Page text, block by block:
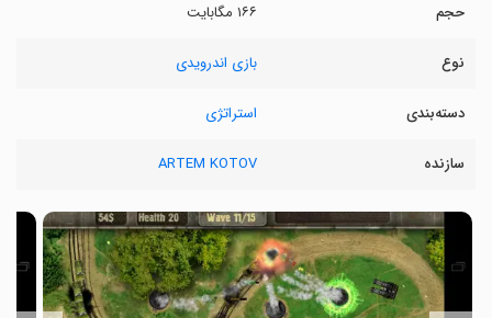
حجم ۱۶۶ مگابایت
نوع بازی اندرویدی
دسته‌بندی استراتژی
سازنده ARTEM KOTOV